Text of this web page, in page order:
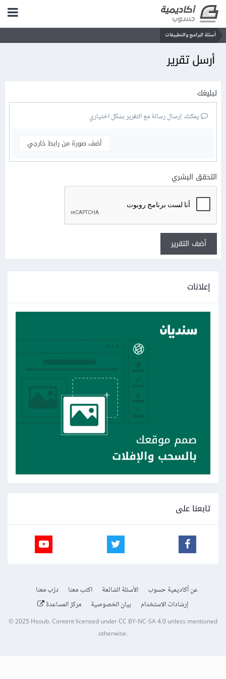
أسئلة البرامج والتطبيقات
أرسل تقرير
تبليغك
يمكنك إرسال رسالة مع التقرير بشكل اختياري
أضف صورة من رابط خارجي
التحقق البشري
أضف التقرير
إعلانات
تابعنا على
عن أكاديمية حسوب الأسئلة الشائعة اكتب معنا
درّب معنا
إرشادات الاستخدام
بيان الخصوصية مركز المساعدة
© 2025 Hsoub.Content licensed underCC BY-NC-SA 4.0unless mentioned
otherwise.